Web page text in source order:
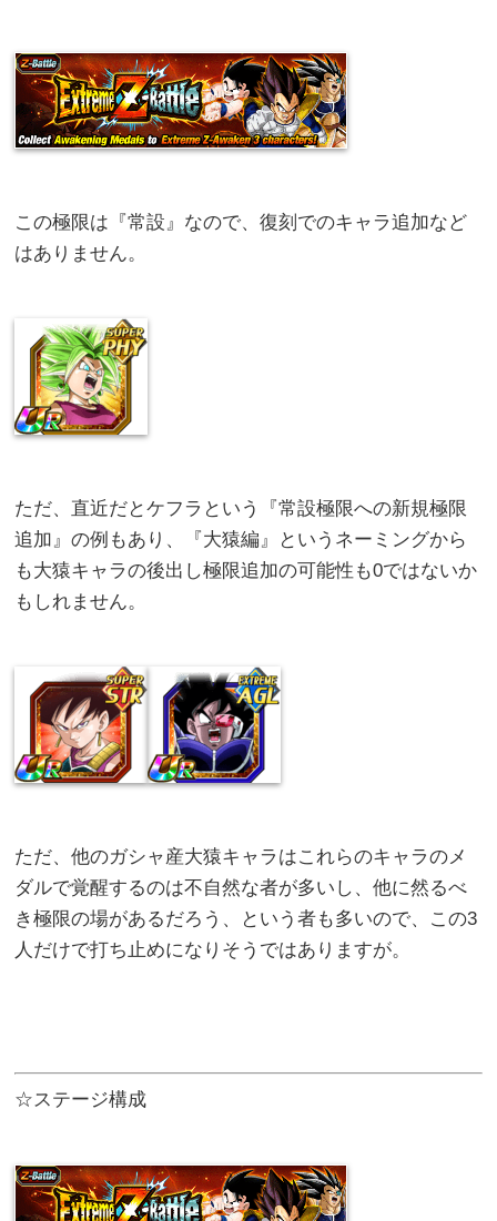
この極限は『常設』なので、復刻でのキャラ追加など
はありません。
ただ、直近だとケフラという『常設極限への新規極限
追加』の例もあり、『大猿編』というネーミングから
も大猿キャラの後出し極限追加の可能性も0ではないか
もしれません。
ただ、他のガシャ産大猿キャラはこれらのキャラのメ
ダルで覚醒するのは不自然な者が多いし、他に然るべ
き極限の場があるだろう、という者も多いので、この3
人だけで打ち止めになりそうではありますが。
☆ステージ構成